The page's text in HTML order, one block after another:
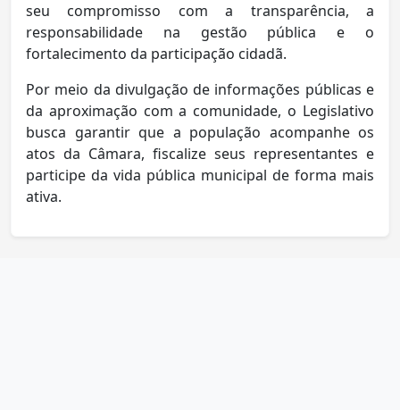
seu compromisso com a transparência, a
responsabilidade na gestão pública e o
fortalecimento da participação cidadã.
Por meio da divulgação de informações públicas e
da aproximação com a comunidade, o Legislativo
busca garantir que a população acompanhe os
atos da Câmara, fiscalize seus representantes e
participe da vida pública municipal de forma mais
ativa.